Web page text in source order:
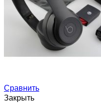
Сравнить
Закрыть